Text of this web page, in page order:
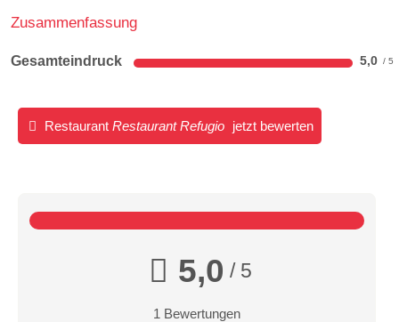
Zusammenfassung
Gesamteindruck 5,0
Restaurant Restaurant Refugio jetzt bewerten
5,0 / 5
1 Bewertungen